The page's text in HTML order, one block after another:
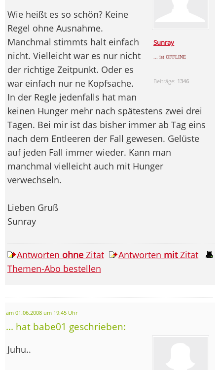
Sunray
... ist OFFLINE
Beiträge: 1346
Wie heißt es so schön? Keine
Regel ohne Ausnahme.
Manchmal stimmts halt einfach
nicht. Vielleicht war es nur nicht
der richtige Zeitpunkt. Oder es
war einfach nur ne Kopfsache.
In der Regle jedenfalls hat man
keinen Hunger mehr nach spätestens zwei drei
Tagen. Bei mir ist das bisher immer ab Tag eins
nach dem Entleeren der Fall gewesen. Gelüste
auf jeden Fall immer wieder. Kann man
manchmal vielleicht auch mit Hunger
verwechseln.
Lieben Gruß
Sunray
Antworten ohne Zitat Antworten mitZitat
Themen-Abo bestellen
am 01.06.2008 um 19:45 Uhr
... hat babe01 geschrieben:
Juhu..